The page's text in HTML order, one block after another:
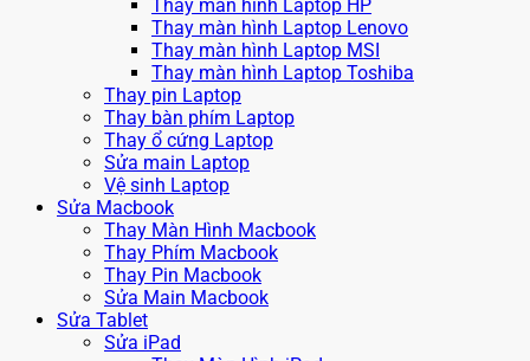
Thay màn hình Laptop HP
Thay màn hình Laptop Lenovo
Thay màn hình Laptop MSI
Thay màn hình Laptop Toshiba
Thay pin Laptop
Thay bàn phím Laptop
Thay ổ cứng Laptop
Sửa main Laptop
Vệ sinh Laptop
Sửa Macbook
Thay Màn Hình Macbook
Thay Phím Macbook
Thay Pin Macbook
Sửa Main Macbook
Sửa Tablet
Sửa iPad